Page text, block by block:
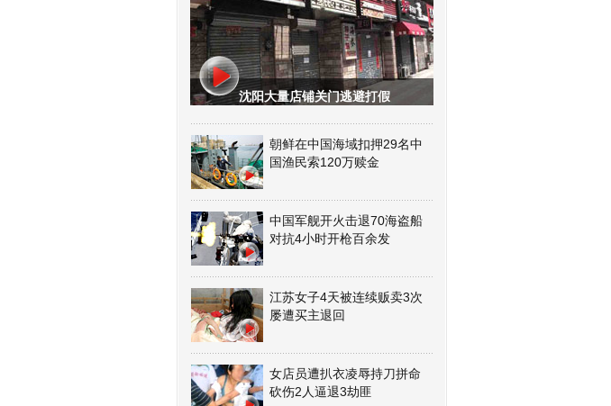
沈阳大量店铺关门逃避打假
朝鲜在中国海域扣押29名中
国渔民索120万赎金
中国军舰开火击退70海盗船
对抗4小时开枪百余发
江苏女子4天被连续贩卖3次
屡遭买主退回
女店员遭扒衣凌辱持刀拼命
砍伤2人逼退3劫匪